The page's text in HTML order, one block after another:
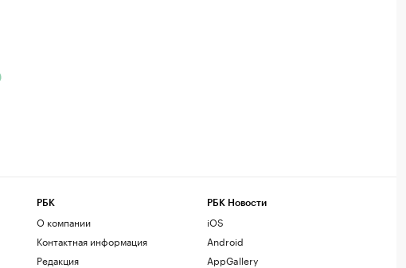
РБК
О компании
Контактная информация
Редакция
РБК Новости
iOS
Android
AppGallery